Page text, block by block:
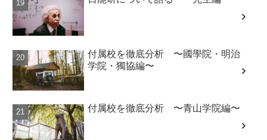
付属校を徹底分析 〜國學院・明治
学院・獨協編〜
付属校を徹底分析 〜青山学院編〜